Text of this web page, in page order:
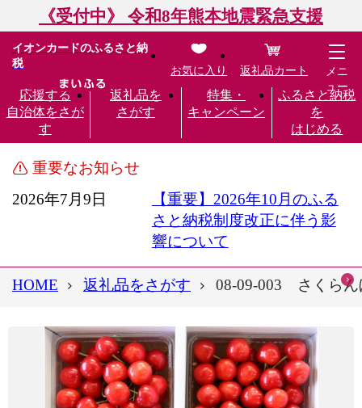
《受付中》 令和8年熊本地震緊急支援
イオンカードのふるさと納
税
応援する
自治体をさが
す
返礼品を
さがす
特集・
キャンペーン
ふるさと納税
を
はじめる
お気に入り 返礼品カート
メニ
ュー
重要なお知らせ
2026年7月9日
【重要】2026年10月のふる
さと納税制度改正に伴う影
響について
HOME 返礼品をさがす 08-09-003 さくらん